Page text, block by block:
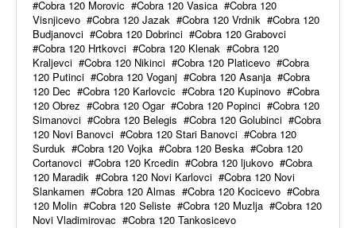
Cobra 120 Morovic
Cobra 120 Vasica
Cobra 120
Visnjicevo
Cobra 120 Jazak Cobra 120 Vrdnik
Cobra 120
Budjanovci
Cobra 120 Dobrinci
Cobra 120 Grabovci
Cobra 120 Hrtkovci
Cobra 120 Klenak
Cobra 120
Kraljevci
Cobra 120 Nikinci Cobra 120 Platicevo
Cobra
120 Putinci
Cobra 120 Voganj Cobra 120 Asanja
Cobra
120 Dec
Cobra 120 Karlovcic Cobra 120 Kupinovo
Cobra
120 Obrez
Cobra 120 Ogar Cobra 120 Popinci
Cobra 120
Simanovci
Cobra 120 Belegis Cobra 120 Golubinci
Cobra
120 Novi Banovci
Cobra 120 Stari Banovci
Cobra 120
Surduk
Cobra 120 Vojka Cobra 120 Beska
Cobra 120
Cortanovci
Cobra 120 Krcedin Cobra 120 ljukovo
Cobra
120 Maradik
Cobra 120 Novi Karlovci
Cobra 120 Novi
Slankamen
Cobra 120 Almas Cobra 120 Kocicevo
Cobra
120 Molin
Cobra 120 Seliste Cobra 120 Muzlja
Cobra 120
Novi Vladimirovac
Cobra 120 Tankosicevo